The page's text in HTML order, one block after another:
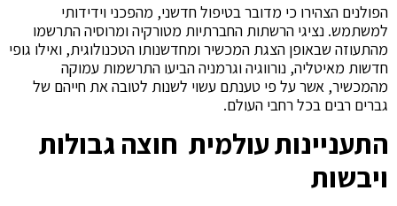
הפולנים הצהירו כי מדובר בטיפול חדשני, מהפכני וידידותי
למשתמש. נציגי הרשתות החברתיות מטורקיה ומרוסיה התרשמו
מהתעוזה שבאופן הצגת המכשיר ומחדשנותו הטכנולוגית, ואילו גופי
חדשות מאיטליה, נורווגיה וגרמניה הביעו התרשמות עמוקה
מהמכשיר, אשר על פי טענתם עשוי לשנות לטובה את חייהם של
גברים רבים בכל רחבי העולם.
התעניינות עולמית חוצה גבולות
ויבשות